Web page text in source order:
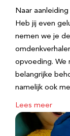
Naar
Heb jij even
nemen we je
opvoeding. We
belangrijke
namelijk ook
Lees meer